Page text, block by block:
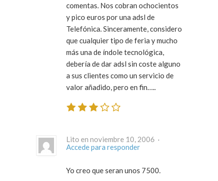
comentas. Nos cobran ochocientos
y pico euros por una adsl de
Telefónica. Sinceramente, considero
que cualquier tipo de feria y mucho
más una de índole tecnológica,
debería de dar adsl sin coste alguno
a sus clientes como un servicio de
valor añadido, pero en fin…..
Lito en noviembre 10, 2006 ·
Accede para responder
Yo creo que seran unos 7500.